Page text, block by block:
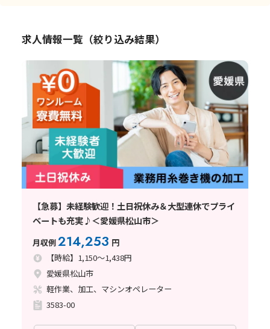
求人情報一覧（絞り込み結果）
【急募】未経験歓迎！土日祝休み＆大型連休でプライ
ベートも充実♪＜愛媛県松山市＞
月収例214,253 円
【時給】1,150～1,438円
愛媛県松山市
軽作業、加工、マシンオペレーター
3583-00